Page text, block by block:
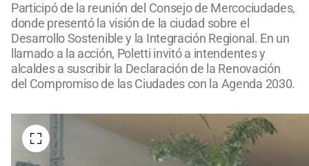
Participó de la reunión del Consejo de Mercociudades,
donde presentó la visión de la ciudad sobre el
Desarrollo Sostenible y la Integración Regional. En un
llamado a la acción, Poletti invitó a intendentes y
alcaldes a suscribir la Declaración de la Renovación
del Compromiso de las Ciudades con la Agenda 2030.